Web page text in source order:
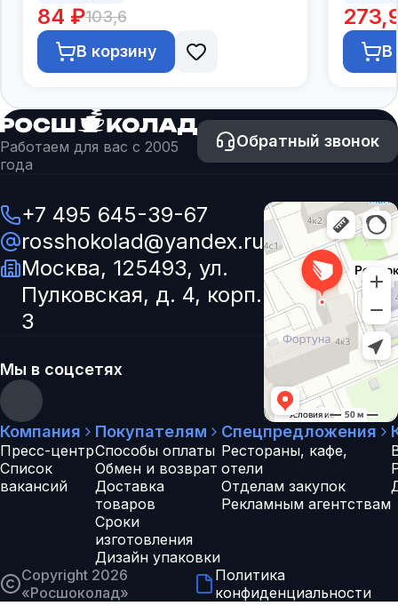
84 ₽103,6
В корзину
В
Работаем для вас с 2005
года
Обратный звонок
+7 495 645-39-67
rosshokolad@yandex.ru
Москва, 125493, ул.
Пулковская, д. 4, корп.
3
Мы в соцсетях
Компания
Пресс-центр
Список
вакансий
Покупателям
Способы оплаты
Обмен и возврат
Доставка
товаров
Сроки
изготовления
Дизайн упаковки
Спецпредложения
Рестораны, кафе,
отели
Отделам закупок
Рекламным агентствам
Copyright 2026
«Росшоколад»
Политика
конфиденциальности